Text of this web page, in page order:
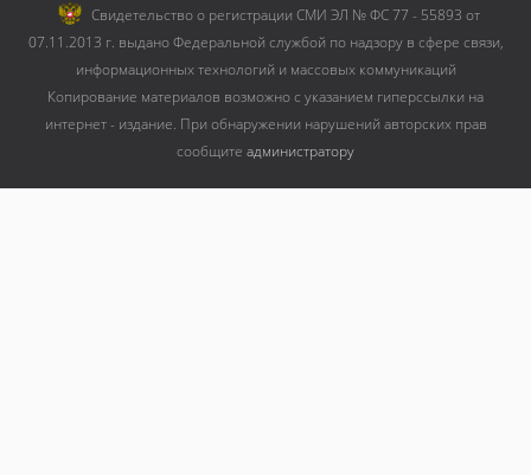
Cвидетельство о регистрации СМИ ЭЛ № ФС 77 - 55893 от
07.11.2013 г. выдано Федеральной службой по надзору в сфере связи,
информационных технологий и массовых коммуникаций
Копирование материалов возможно с указанием гиперссылки на
интернет - издание. При обнаружении нарушений авторских прав
сообщите администратору